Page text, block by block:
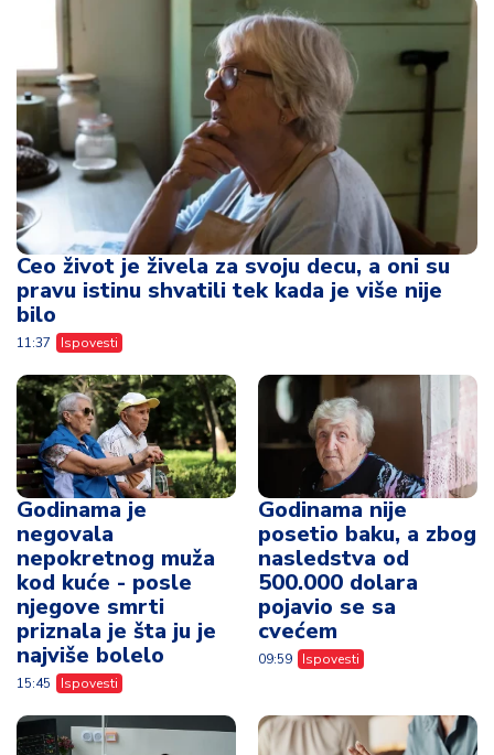
Ceo život je živela za svoju decu, a oni su
pravu istinu shvatili tek kada je više nije
bilo
11:37 Ispovesti
Godinama je
negovala
nepokretnog muža
kod kuće - posle
njegove smrti
priznala je šta ju je
najviše bolelo
15:45 Ispovesti
Godinama nije
posetio baku, a zbog
nasledstva od
500.000 dolara
pojavio se sa
cvećem
09:59 Ispovesti